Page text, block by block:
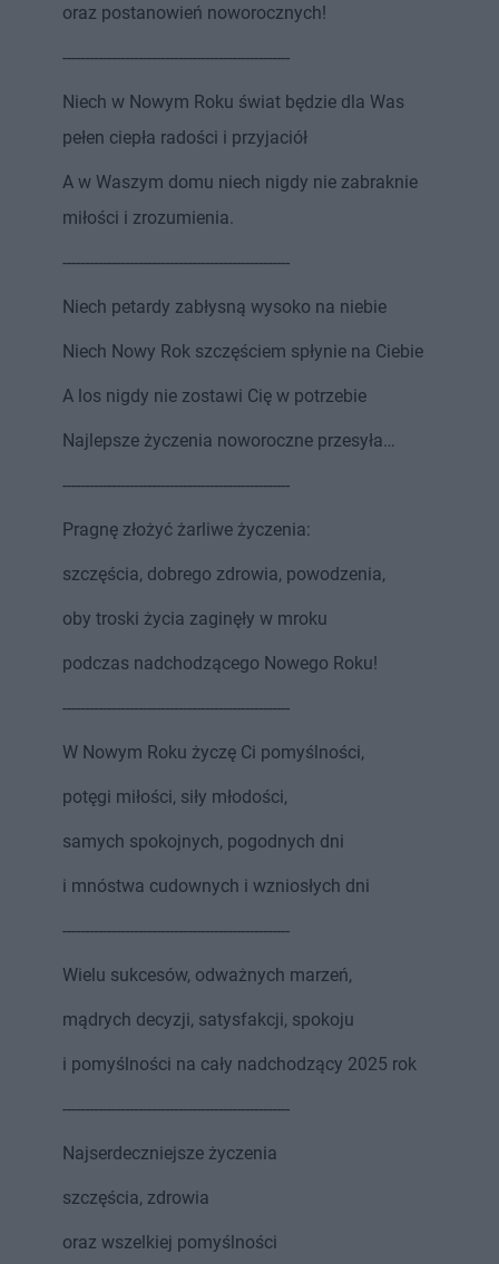
oraz postanowień noworocznych!
---------------------------------------------------
Niech w Nowym Roku świat będzie dla Was
pełen ciepła radości i przyjaciół
A w Waszym domu niech nigdy nie zabraknie
miłości i zrozumienia.
---------------------------------------------------
Niech petardy zabłysną wysoko na niebie
Niech Nowy Rok szczęściem spłynie na Ciebie
A los nigdy nie zostawi Cię w potrzebie
Najlepsze życzenia noworoczne przesyła…
---------------------------------------------------
Pragnę złożyć żarliwe życzenia:
szczęścia, dobrego zdrowia, powodzenia,
oby troski życia zaginęły w mroku
podczas nadchodzącego Nowego Roku!
---------------------------------------------------
W Nowym Roku życzę Ci pomyślności,
potęgi miłości, siły młodości,
samych spokojnych, pogodnych dni
i mnóstwa cudownych i wzniosłych dni
---------------------------------------------------
Wielu sukcesów, odważnych marzeń,
mądrych decyzji, satysfakcji, spokoju
i pomyślności na cały nadchodzący 2025 rok
---------------------------------------------------
Najserdeczniejsze życzenia
szczęścia, zdrowia
oraz wszelkiej pomyślności